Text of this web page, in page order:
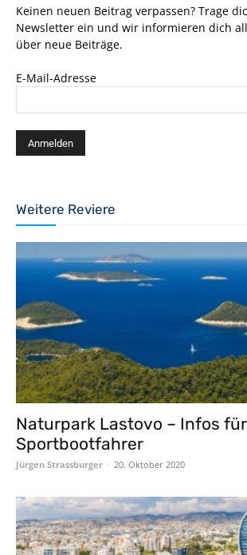
Keinen neuen Beitrag verpassen? Trage
Newsletter ein und wir informieren dich
über neue Beiträge.
E-Mail-Adresse
Weitere Reviere
Naturpark Lastovo – Infos
Sportbootfahrer
Jürgen Strassburger - 20. Oktober 2020